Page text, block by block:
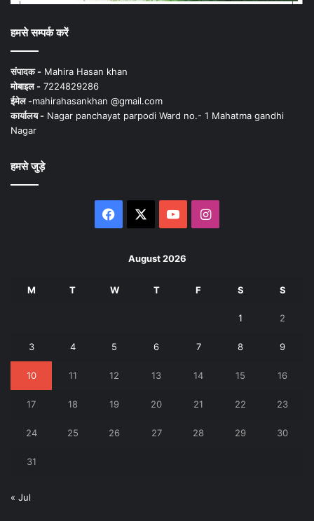
हमसे सम्पर्क करें
संपादक - Mahira Hasan khan
मोबाइल - 7224829286
ईमेल -mahirahasankhan @gmail.com
कार्यालय - Nagar panchayat parpodi Ward no.- 1 Mahatma gandhi
Nagar
हमसे जुड़े
Facebook YouTubeInstagram
August 2026
M T W T F S S
1 2
3 4 5 6 7 8 9
10 11 12 13 14 15 16
17 18 19 20 21 22 23
24 25 26 27 28 29 30
31
« Jul